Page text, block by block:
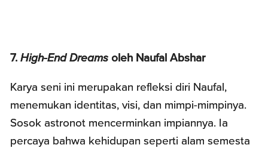
7.High-End Dreams oleh Naufal Abshar
Karya seni ini merupakan refleksi diri Naufal,
menemukan identitas, visi, dan mimpi-mimpinya.
Sosok astronot mencerminkan impiannya. Ia
percaya bahwa kehidupan seperti alam semesta